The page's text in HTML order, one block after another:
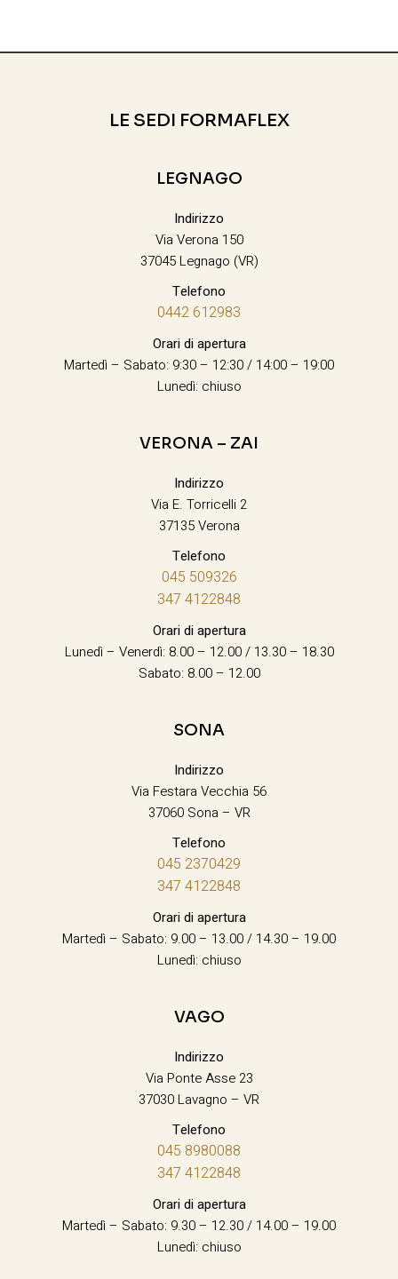
LE SEDI FORMAFLEX
LEGNAGO
Indirizzo
Via Verona 150
37045 Legnago (VR)
Telefono
0442 612983
Orari di apertura
Martedì – Sabato: 9:30 – 12:30 / 14:00 – 19:00
Lunedì: chiuso
VERONA – ZAI
Indirizzo
Via E. Torricelli 2
37135 Verona
Telefono
045 509326
347 4122848
Orari di apertura
Lunedì – Venerdì: 8.00 – 12.00 / 13.30 – 18.30
Sabato: 8.00 – 12.00
SONA
Indirizzo
Via Festara Vecchia 56
37060 Sona – VR
Telefono
045 2370429
347 4122848
Orari di apertura
Martedì – Sabato: 9.00 – 13.00 / 14.30 – 19.00
Lunedì: chiuso
VAGO
Indirizzo
Via Ponte Asse 23
37030 Lavagno – VR
Telefono
045 8980088
347 4122848
Orari di apertura
Martedì – Sabato: 9.30 – 12.30 / 14.00 – 19.00
Lunedì: chiuso